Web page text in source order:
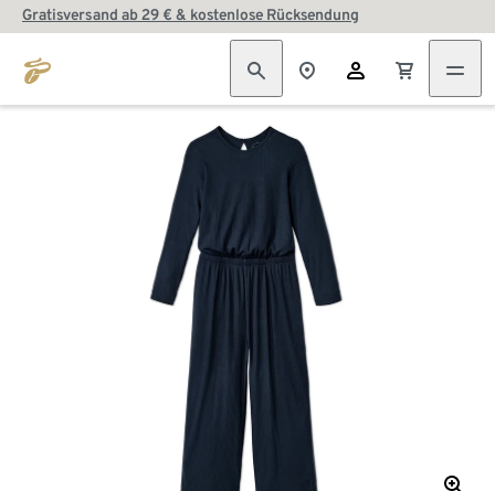
Gratisversand ab 29 € & kostenlose Rücksendung